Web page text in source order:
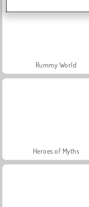
Rummy World
Heroes of Myths